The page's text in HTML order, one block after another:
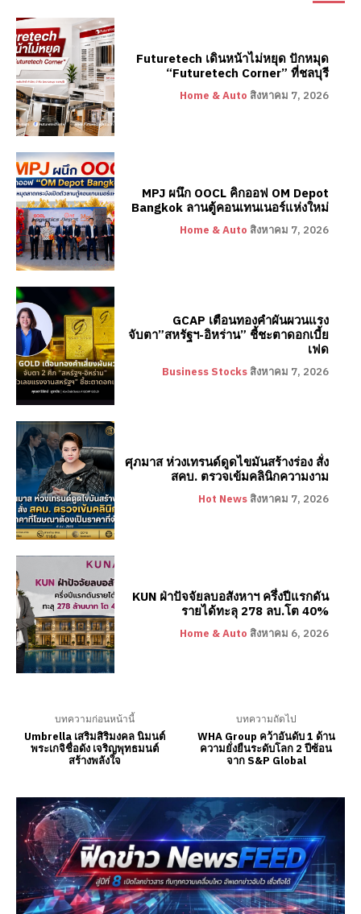
Futuretech เดินหน้าไม่หยุด ปักหมุด
“Futuretech Corner” ที่ชลบุรี
Home & Auto สิงหาคม 7, 2026
MPJ ผนึก OOCL คิกออฟ OM Depot
Bangkok ลานตู้คอนเทนเนอร์แห่งใหม่
Home & Auto สิงหาคม 7, 2026
GCAP เตือนทองคำผันผวนแรง
จับตา”สหรัฐฯ-อิหร่าน” ชี้ชะตาดอกเบี้ย
เฟด
Business Stocks สิงหาคม 7, 2026
ศุภมาส ห่วงเทรนด์ดูดไขมันสร้างร่อง สั่ง
สคบ. ตรวจเข้มคลินิกความงาม
Hot News สิงหาคม 7, 2026
KUN ฝ่าปัจจัยลบอสังหาฯ ครึ่งปีแรกดัน
รายได้ทะลุ 278 ลบ.โต 40%
Home & Auto สิงหาคม 6, 2026
บทความก่อนหน้านี้
Umbrella เสริมสิริมงคล นิมนต์
พระเกจิชื่อดัง เจริญพุทธมนต์
สร้างพลังใจ
บทความถัดไป
WHA Group คว้าอันดับ 1 ด้าน
ความยั่งยืนระดับโลก 2 ปีซ้อน
จาก S&P Global